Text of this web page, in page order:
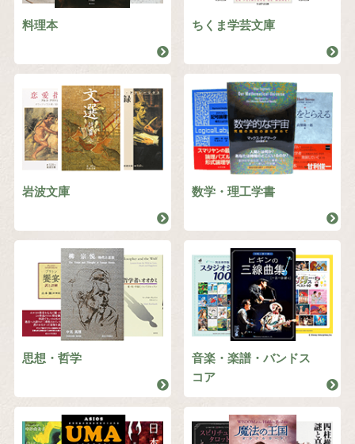
料理本 ちくま学芸文庫
岩波文庫 数学・理工学書
思想・哲学
音楽・楽譜・バンドス
コア